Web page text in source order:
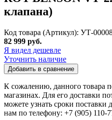
клапана)
Код товара (Артикул): УТ-
82 999 руб.
Я видел дешевле
Уточнить наличие
Добавить в сравнение
К сожалению, данного товара
магазинах. Для его доставки
можете узнать сроки поставки
нам по телефону: +7 (905) 110-